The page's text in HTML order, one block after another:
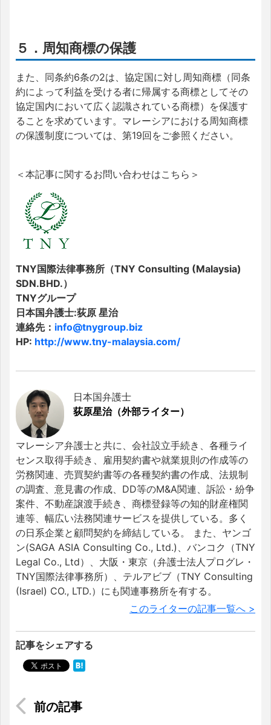
５．周知商標の保護
また、同条約6条の2は、協定国に対し周知商標（同条
約によって利益を受ける者に帰属する商標としてその
協定国内において広く認識されている商標）を保護す
ることを求めています。マレーシアにおける周知商標
の保護制度については、第19回をご参照ください。
＜本記事に関するお問い合わせはこちら＞
TNY国際法律事務所（TNY Consulting (Malaysia)
SDN.BHD.）
TNYグループ
日本国弁護士:荻原 星治
連絡先： info@tnygroup.biz
HP: http://www.tny-malaysia.com/
日本国弁護士
荻原星治（外部ライター）
マレーシア弁護士と共に、会社設立手続き、各種ライ
センス取得手続き、雇用契約書や就業規則の作成等の
労務関連、売買契約書等の各種契約書の作成、法規制
の調査、意見書の作成、DD等のM&A関連、訴訟・紛争
案件、不動産譲渡手続き、商標登録等の知的財産権関
連等、幅広い法務関連サービスを提供している。多く
の日系企業と顧問契約を締結している。 また、ヤンゴ
ン(SAGA ASIA Consulting Co., Ltd.)、バンコク（TNY
Legal Co., Ltd）、大阪・東京（弁護士法人プログレ・
TNY国際法律事務所）、テルアビブ（TNY Consulting
(Israel) CO., LTD.）にも関連事務所を有する。
このライターの記事一覧へ >
記事をシェアする
マレーシアの保育園・幼稚園事情｜園の紹介から